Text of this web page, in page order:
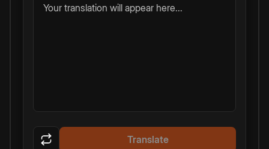
Your translation will appear here...
Translate